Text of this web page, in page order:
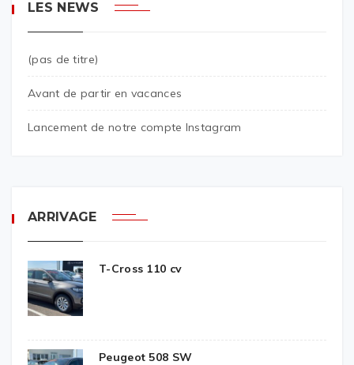
LES NEWS
(pas de titre)
Avant de partir en vacances
Lancement de notre compte Instagram
ARRIVAGE
T-Cross 110 cv
Peugeot 508 SW